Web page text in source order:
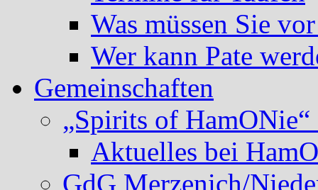
Was müssen Sie
Wer kann Pate
Gemeinschaften
„Spirits of HamONie“
Aktuelles bei
GdG Merzenich/